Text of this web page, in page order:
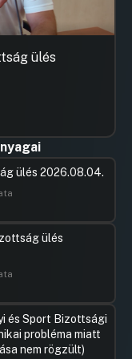
hrsz.),
pontra
utca
pontra
Tildy
ülés
ülés 2026.08.04.
ülés
és Sport Bizottsági
probléma miatt
nem rögzült)